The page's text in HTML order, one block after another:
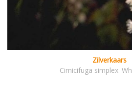
Zilverkaars
Cimicifuga simplex